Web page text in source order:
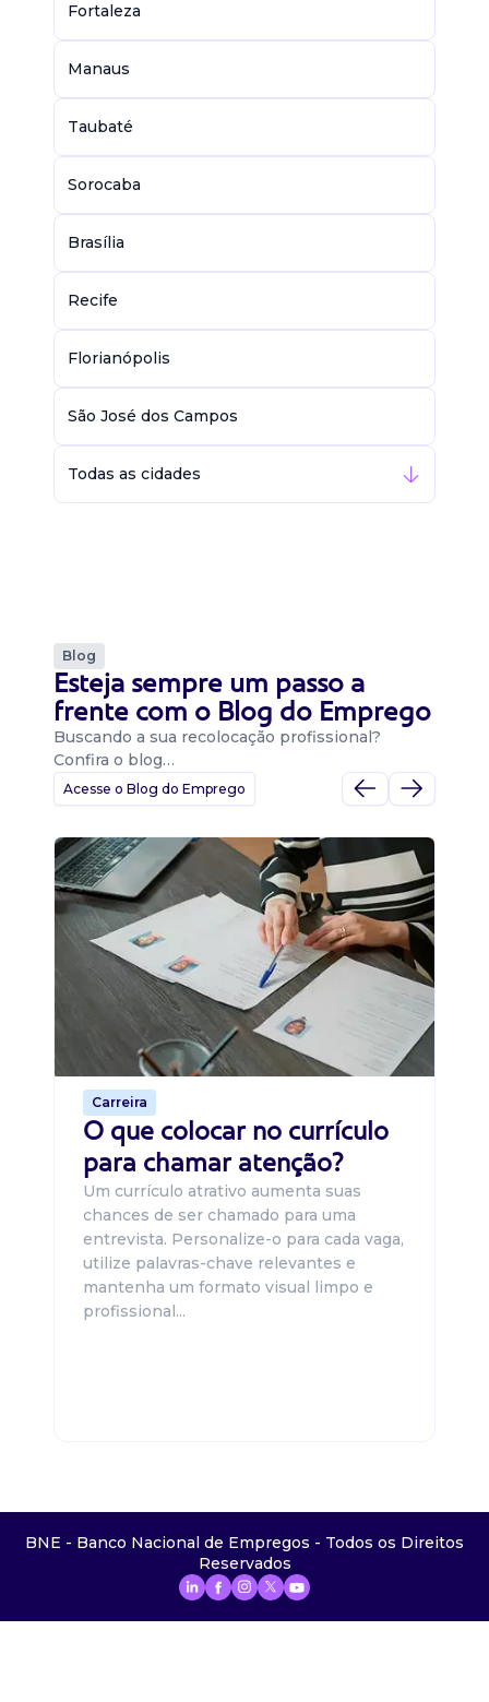
Fortaleza
Manaus
Taubaté
Sorocaba
Brasília
Recife
Florianópolis
São José dos Campos
Todas as cidades
Blog
Esteja sempre um passo a
frente com o Blog do Emprego
Buscando a sua recolocação profissional?
Confira o blog…
Acesse o Blog do Emprego
Carreira
O que colocar no currículo
para chamar atenção?
Um currículo atrativo aumenta suas
chances de ser chamado para uma
entrevista. Personalize-o para cada vaga,
utilize palavras-chave relevantes e
mantenha um formato visual limpo e
profissional...
BNE - Banco Nacional de Empregos - Todos os Direitos
Reservados